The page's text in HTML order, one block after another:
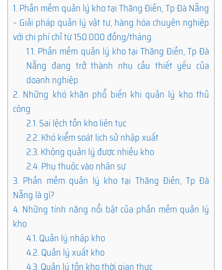
1.Phần mềm quản lý kho tại Thăng Điền, Tp Đà Nẵng
– Giải pháp quản lý vật tư, hàng hóa chuyên nghiệp
với chi phí chỉ từ 150.000 đồng/tháng
1.1. Phần mềm quản lý kho tại Thăng Điền, Tp Đà
Nẵng đang trở thành nhu cầu thiết yếu của
doanh nghiệp
2. Những khó khăn phổ biến khi quản lý kho thủ
công
2.1.Sai lệch tồn kho liên tục
2.2.Khó kiểm soát lịch sử nhập xuất
2.3.Không quản lý được nhiều kho
2.4.Phụ thuộc vào nhân sự
3. Phần mềm quản lý kho tại Thăng Điền, Tp Đà
Nẵng là gì?
4. Những tính năng nổi bật của phần mềm quản lý
kho
4.1.Quản lý nhập kho
4.2.Quản lý xuất kho
4.3.Quản lý tồn kho thời gian thực